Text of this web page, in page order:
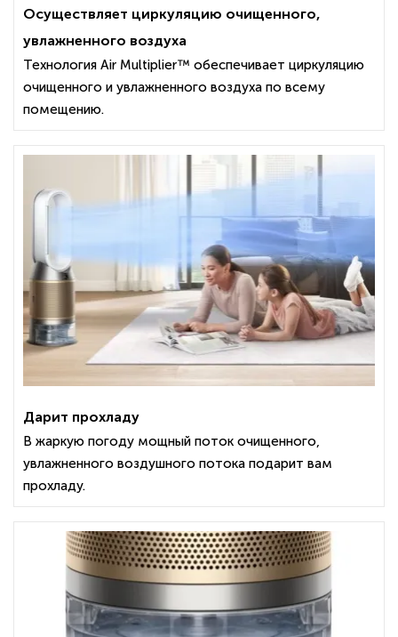
Осуществляет циркуляцию очищенного,
увлажненного воздуха
Технология Air Multiplier™ обеспечивает циркуляцию
очищенного и увлажненного воздуха по всему
помещению.
Дарит прохладу
В жаркую погоду мощный поток очищенного,
увлажненного воздушного потока подарит вам
прохладу.